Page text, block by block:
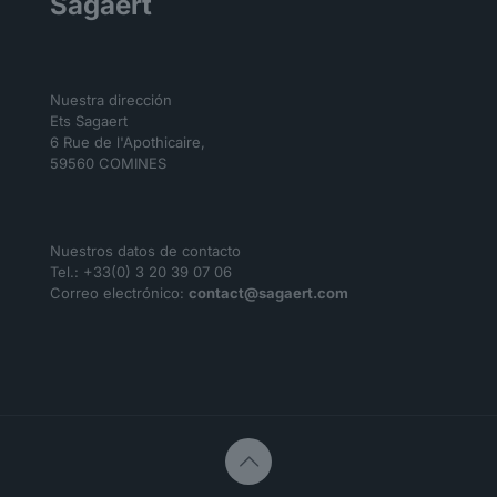
Nuestra dirección
Ets Sagaert
6 Rue de l'Apothicaire,
59560 COMINES
Nuestros datos de contacto
Tel.: +33(0) 3 20 39 07 06
Correo electrónico: contact@sagaert.com